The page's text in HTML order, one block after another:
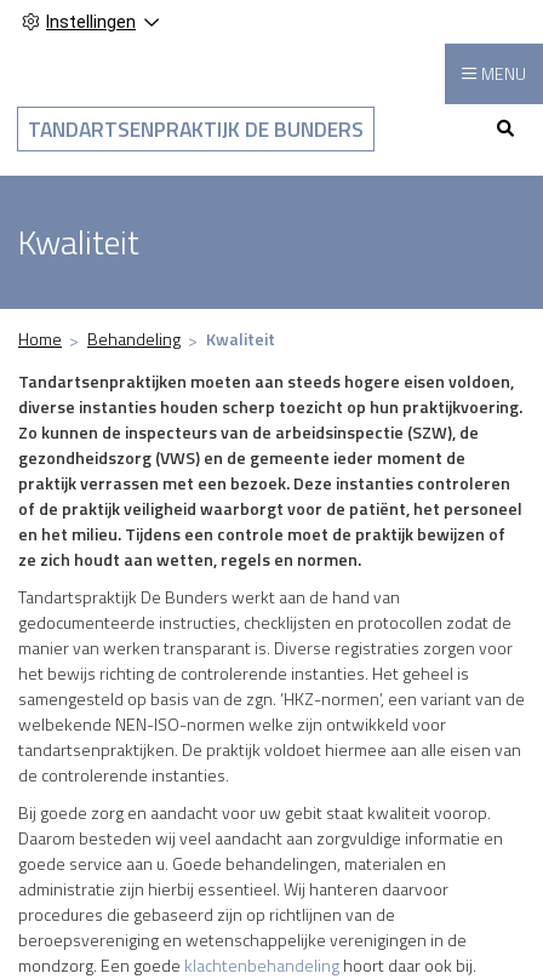
Instellingen
TANDARTSENPRAKTIJK DE BUNDERS
MENU
Kwaliteit
Home Behandeling
Kwaliteit
Tandartsenpraktijken moeten aan steeds hogere eisen voldoen,
diverse instanties houden scherp toezicht op hun praktijkvoering.
Zo kunnen de inspecteurs van de arbeidsinspectie (SZW), de
gezondheidszorg (VWS) en de gemeente ieder moment de
praktijk verrassen met een bezoek. Deze instanties controleren
of de praktijk veiligheid waarborgt voor de patiënt, het personeel
en het milieu. Tijdens een controle moet de praktijk bewijzen of
ze zich houdt aan wetten, regels en normen.
Tandartspraktijk De Bunders werkt aan de hand van
gedocumenteerde instructies, checklijsten en protocollen zodat de
manier van werken transparant is. Diverse registraties zorgen voor
het bewijs richting de controlerende instanties. Het geheel is
samengesteld op basis van de zgn. ‘HKZ-normen’, een variant van de
welbekende NEN-ISO-normen welke zijn ontwikkeld voor
tandartsenpraktijken. De praktijk voldoet hiermee aan alle eisen van
de controlerende instanties.
Bij goede zorg en aandacht voor uw gebit staat kwaliteit voorop.
Daarom besteden wij veel aandacht aan zorgvuldige informatie en
goede service aan u. Goede behandelingen, materialen en
administratie zijn hierbij essentieel. Wij hanteren daarvoor
procedures die gebaseerd zijn op richtlijnen van de
beroepsvereniging en wetenschappelijke verenigingen in de
mondzorg. Een goede klachtenbehandelinghoort daar ook bij.